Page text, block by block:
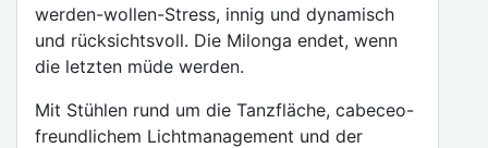
werden-wollen-Stress, innig und dynamisch
und rücksichtsvoll. Die Milonga endet, wenn
die letzten müde werden.
Mit Stühlen rund um die Tanzfläche, cabeceo-
freundlichem Lichtmanagement und der